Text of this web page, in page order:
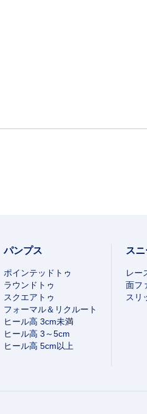
パンプス
ポインテッドトゥ
ラウンドトゥ
スクエアトゥ
フォーマル＆リクルート
ヒール高 3cm未満
ヒール高 3～5cm
ヒール高 5cm以上
ス
レー
面フ
スリ